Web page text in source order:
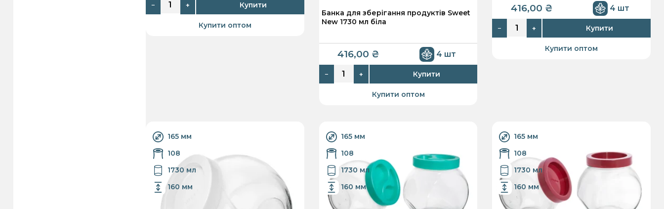
− + Купити
Купити оптом
Банка для зберігання продуктів Sweet
New 1730 мл біла
416,00 ₴ 4 шт
− + Купити
Купити оптом
416,00 ₴ 4 шт
− + Купити
Купити оптом
165 мм
108
1730 мл
160 мм
165 мм
108
1730 мл
160 мм
165 мм
108
1730 мл
160 мм